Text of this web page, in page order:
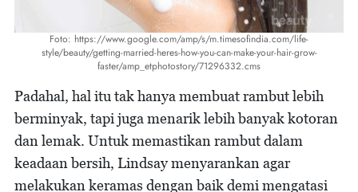
Foto: https://www.google.com/amp/s/m.timesofindia.com/life-
style/beauty/getting-married-heres-how-you-can-make-your-hair-grow-
faster/amp_etphotostory/71296332.cms
Padahal, hal itu tak hanya membuat rambut lebih
berminyak, tapi juga menarik lebih banyak kotoran
dan lemak. Untuk memastikan rambut dalam
keadaan bersih, Lindsay menyarankan agar
melakukan keramas dengan baik demi mengatasi